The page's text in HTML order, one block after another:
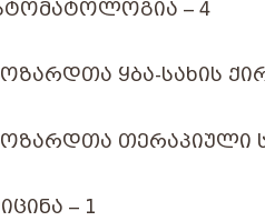
– 4
ᲧᲑᲐ-ᲡᲐᲮᲘᲡ
ᲗᲔᲠᲐᲞᲘᲣᲚᲘ
– 1